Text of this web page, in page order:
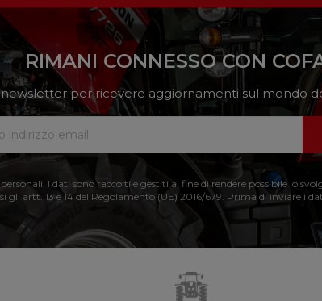
RIMANI CONNESSO CON
newsletter per ricevere aggiornamenti sul mondo
I dati sono raccolti e gestiti al fine di rendere possibile lo
artt. 13 e 14 del Regolamento (UE) 2016/679. Prima di inviare i